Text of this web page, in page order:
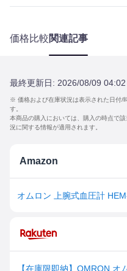
価格比較関連記事
最終更新日: 2026/08/09 04:02
※ 価格および在庫状況は表示された日付/
す。
本商品の購入においては、購入の時点で
況に関する情報が適用されます。
Amazon